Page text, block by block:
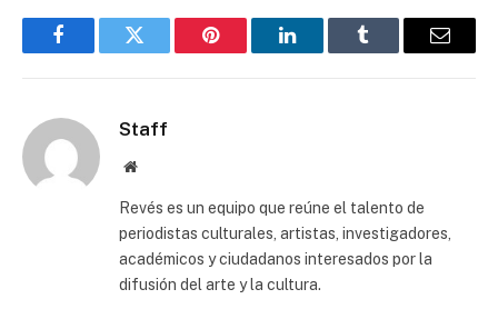
FacebookTwitter Pinterest LinkedInTumblr Email
Staff
Website
Revés es un equipo que reúne el talento de
periodistas culturales, artistas, investigadores,
académicos y ciudadanos interesados por la
difusión del arte y la cultura.